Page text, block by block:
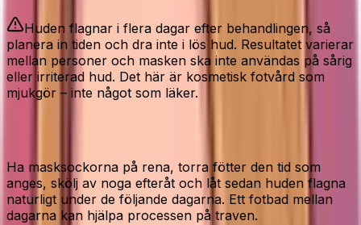
Huden flagnar i flera dagar efter behandlingen, så
planera in tiden och dra inte i lös hud. Resultatet varierar
mellan personer och masken ska inte användas på sårig
eller irriterad hud. Det här är kosmetisk fotvård som
mjukgör – inte något som läker.
Ha masksockorna på rena, torra fötter den tid som
anges, skölj av noga efteråt och låt sedan huden flagna
naturligt under de följande dagarna. Ett fotbad mellan
dagarna kan hjälpa processen på traven.